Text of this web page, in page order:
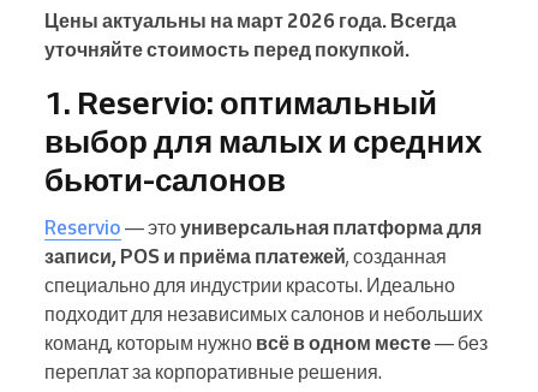
Цены актуальны на март 2026 года. Всегда
уточняйте стоимость перед покупкой.
1. Reservio: оптимальный
выбор для малых и средних
бьюти-салонов
Reservio — этоуниверсальная платформа для
записи, POS и приёма платежей, созданная
специально для индустрии красоты. Идеально
подходит для независимых салонов и небольших
команд, которым нужно всё в одном месте— без
переплат за корпоративные решения.